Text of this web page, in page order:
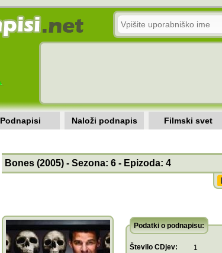
Podnapisi Naloži podnapis Filmski svet
Bones (2005) - Sezona: 6 - Epizoda: 4
Podatki o podnapisu:
Število CDjev: 1